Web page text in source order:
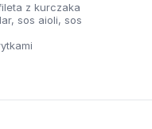
z kurczaka
sos aioli, sos